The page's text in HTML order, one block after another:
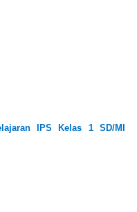
IPS Kelas 1 SD/MI